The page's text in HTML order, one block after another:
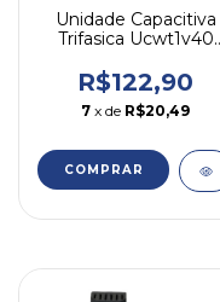
Unidade Capacitiva
Trifasica Ucwt1v40
R$122,90
7 x de R$20,49
COMPRAR